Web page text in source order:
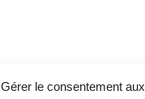
Gérer le consentement aux